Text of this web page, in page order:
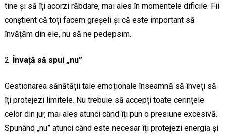
tine și să îți acorzi răbdare, mai ales în momentele dificile. Fii
conștient că toți facem greșeli și că este important să
învățăm din ele, nu să ne pedepsim.
Învață să spui „nu”
Gestionarea sănătății tale emoționale înseamnă să înveți să
îți protejezi limitele. Nu trebuie să accepți toate cerințele
celor din jur, mai ales atunci când îți pun o presiune excesivă.
Spunând „nu” atunci când este necesar îți protejezi energia și